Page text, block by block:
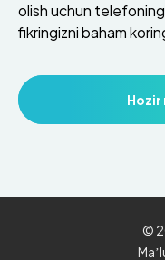
olish uchun
fikringizni baham
Hozir
©